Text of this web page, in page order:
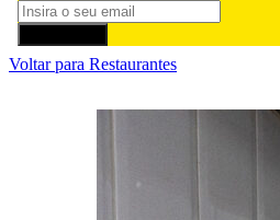
Voltar para Restaurantes